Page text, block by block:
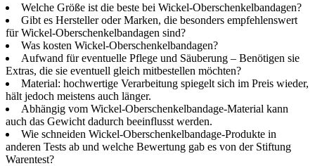
Welche Größe ist die beste bei Wickel-Oberschenkelbandagen?
Gibt es Hersteller oder Marken, die besonders empfehlenswert
für Wickel-Oberschenkelbandagen sind?
Was kosten Wickel-Oberschenkelbandagen?
Aufwand für eventuelle Pflege und Säuberung – Benötigen sie
Extras, die sie eventuell gleich mitbestellen möchten?
Material: hochwertige Verarbeitung spiegelt sich im Preis wieder,
hält jedoch meistens auch länger.
Abhängig vom Wickel-Oberschenkelbandage-Material kann
auch das Gewicht dadurch beeinflusst werden.
Wie schneiden Wickel-Oberschenkelbandage-Produkte in
anderen Tests ab und welche Bewertung gab es von der Stiftung
Warentest?